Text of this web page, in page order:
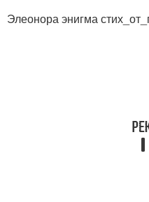
Элеонора энигма